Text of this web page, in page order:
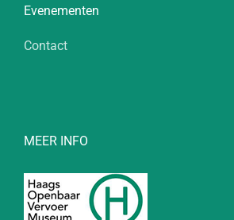
Evenementen
Contact
MEER INFO